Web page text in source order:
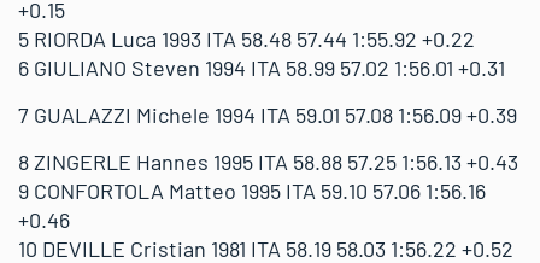
+0.15
5 RIORDA Luca 1993 ITA 58.48 57.44 1:55.92 +0.22
6 GIULIANO Steven 1994 ITA 58.99 57.02 1:56.01 +0.31
7 GUALAZZI Michele 1994 ITA 59.01 57.08 1:56.09 +0.39
8 ZINGERLE Hannes 1995 ITA 58.88 57.25 1:56.13 +0.43
9 CONFORTOLA Matteo 1995 ITA 59.10 57.06 1:56.16
+0.46
10 DEVILLE Cristian 1981 ITA 58.19 58.03 1:56.22 +0.52